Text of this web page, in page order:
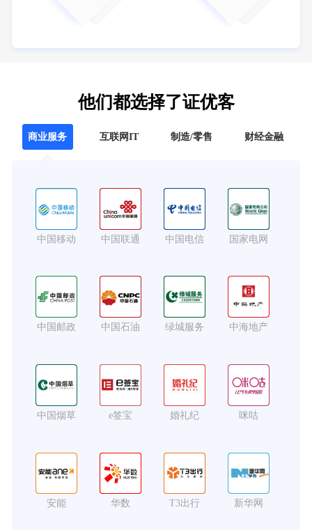
他们都选择了证优客
商业服务 互联网IT 制造/零售 财经金融
中国移动 中国联通 中国电信 国家电网
中国邮政 中国石油 绿城服务 中海地产
中国烟草 e签宝 婚礼纪 咪咕
安能 华数 T3出行 新华网